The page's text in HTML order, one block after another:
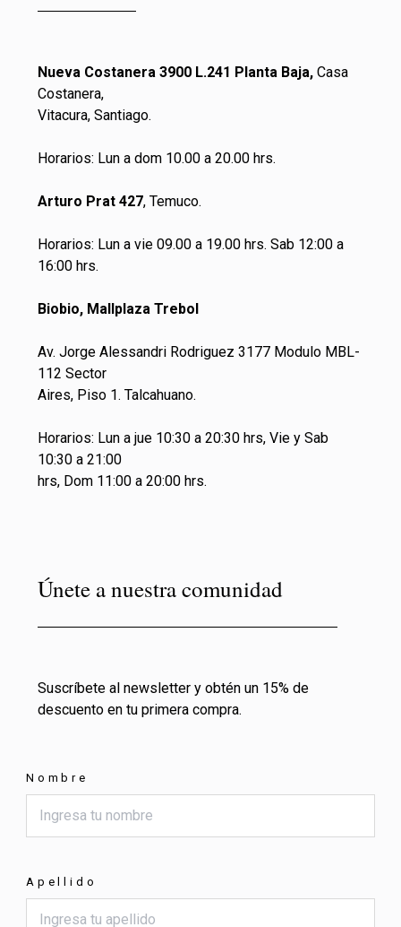
Nueva Costanera 3900 L.241 Planta Baja, Casa
Costanera,
Vitacura, Santiago.
Horarios: Lun a dom 10.00 a 20.00 hrs.
Arturo Prat 427, Temuco.
Horarios: Lun a vie 09.00 a 19.00 hrs. Sab 12:00 a
16:00 hrs.
Biobio, Mallplaza Trebol
Av. Jorge Alessandri Rodriguez 3177 Modulo MBL-
112 Sector
Aires, Piso 1. Talcahuano.
Horarios: Lun a jue 10:30 a 20:30 hrs, Vie y Sab
10:30 a 21:00
hrs, Dom 11:00 a 20:00 hrs.
Únete a nuestra comunidad
Suscríbete al newsletter y obtén un 15% de
descuento en tu primera compra.
Nombre
Apellido